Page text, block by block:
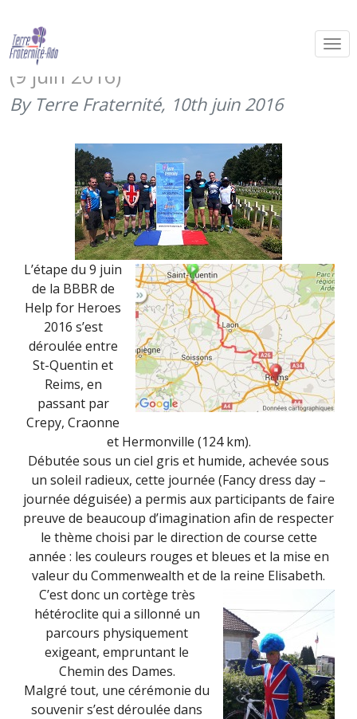
Big Battlefield Bike Ride 2016 –
4ème étape – Saint-Quentin – Reims
(9 juin 2016)
By Terre Fraternité, 10th juin 2016
L’étape du 9 juin
de la BBBR de
Help for Heroes
2016 s’est
déroulée entre
St-Quentin et
Reims, en
passant par
Crepy, Craonne
et Hermonville (124 km).
Débutée sous un ciel gris et humide, achevée sous
un soleil radieux, cette journée (Fancy dress day –
journée déguisée) a permis aux participants de faire
preuve de beaucoup d’imagination afin de respecter
le thème choisi par le direction de course cette
année : les couleurs rouges et bleues et la mise en
valeur du Commenwealth et de la reine Elisabeth.
C’est donc un cortège très
hétéroclite qui a sillonné un
parcours physiquement
exigeant, empruntant le
Chemin des Dames.
Malgré tout, une cérémonie du
souvenir s’est déroulée dans